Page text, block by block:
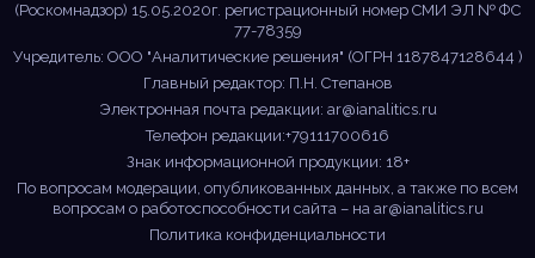
(Роскомнадзор) 15.05.2020г. регистрационный номер СМИ ЭЛ № ФС
77-78359
Учредитель: ООО "Аналитические решения" (ОГРН 1187847128644 )
Главный редактор: П.Н. Степанов
Электронная почта редакции: ar@ianalitics.ru
Телефон редакции:+79111700616
Знак информационной продукции: 18+
По вопросам модерации, опубликованных данных, а также по всем
вопросам о работоспособности сайта – на ar@ianalitics.ru
Политика конфиденциальности